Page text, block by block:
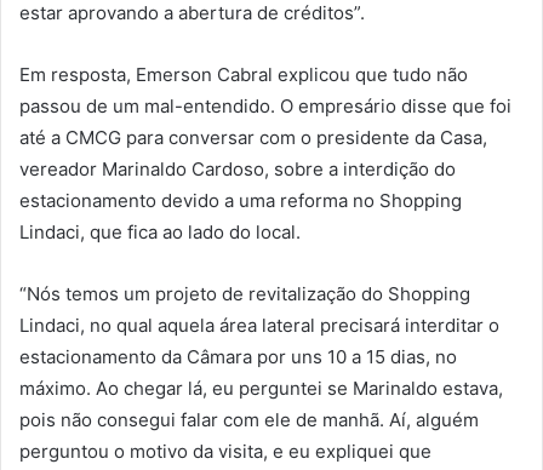
estar aprovando a abertura de créditos”.
Em resposta, Emerson Cabral explicou que tudo não
passou de um mal-entendido. O empresário disse que foi
até a CMCG para conversar com o presidente da Casa,
vereador Marinaldo Cardoso, sobre a interdição do
estacionamento devido a uma reforma no Shopping
Lindaci, que fica ao lado do local.
“Nós temos um projeto de revitalização do Shopping
Lindaci, no qual aquela área lateral precisará interditar o
estacionamento da Câmara por uns 10 a 15 dias, no
máximo. Ao chegar lá, eu perguntei se Marinaldo estava,
pois não consegui falar com ele de manhã. Aí, alguém
perguntou o motivo da visita, e eu expliquei que